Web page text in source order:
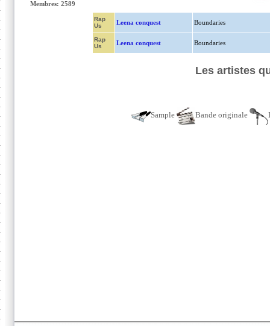
Membres: 2589
Rap
Us
Leena conquest Boundaries
Rap
Us
Leena conquest Boundaries
Les artistes
Sample Bande originale